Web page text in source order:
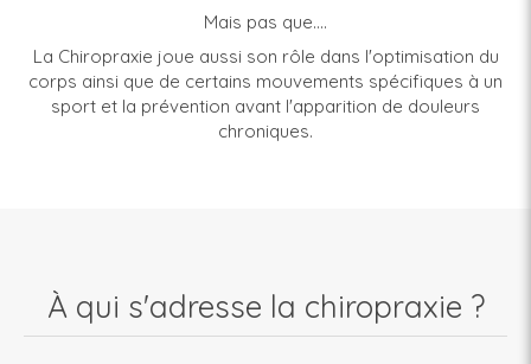
Mais pas que….
La Chiropraxie joue aussi son rôle dans l'optimisation du
corps ainsi que de certains mouvements spécifiques à un
sport et la prévention avant l'apparition de douleurs
chroniques.
À qui s'adresse la chiropraxie ?